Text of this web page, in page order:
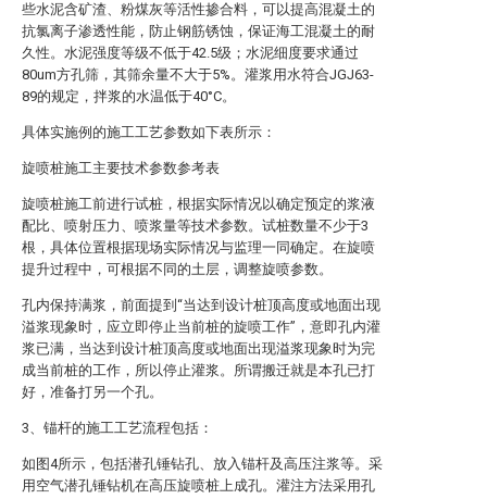
些水泥含矿渣、粉煤灰等活性掺合料，可以提高混凝土的
抗氯离子渗透性能，防止钢筋锈蚀，保证海工混凝土的耐
久性。水泥强度等级不低于42.5级；水泥细度要求通过
80um方孔筛，其筛余量不大于5%。灌浆用水符合JGJ63-
89的规定，拌浆的水温低于40°C。
具体实施例的施工工艺参数如下表所示：
旋喷桩施工主要技术参数参考表
旋喷桩施工前进行试桩，根据实际情况以确定预定的浆液
配比、喷射压力、喷浆量等技术参数。试桩数量不少于3
根，具体位置根据现场实际情况与监理一同确定。在旋喷
提升过程中，可根据不同的土层，调整旋喷参数。
孔内保持满浆，前面提到“当达到设计桩顶高度或地面出现
溢浆现象时，应立即停止当前桩的旋喷工作”，意即孔内灌
浆已满，当达到设计桩顶高度或地面出现溢浆现象时为完
成当前桩的工作，所以停止灌浆。所谓搬迁就是本孔已打
好，准备打另一个孔。
3、锚杆的施工工艺流程包括：
如图4所示，包括潜孔锤钻孔、放入锚杆及高压注浆等。采
用空气潜孔锤钻机在高压旋喷桩上成孔。灌注方法采用孔